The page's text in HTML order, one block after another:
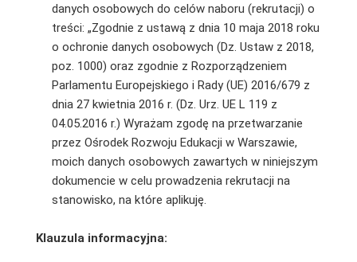
danych osobowych do celów naboru (rekrutacji) o
treści: „Zgodnie z ustawą z dnia 10 maja 2018 roku
o ochronie danych osobowych (Dz. Ustaw z 2018,
poz. 1000) oraz zgodnie z Rozporządzeniem
Parlamentu Europejskiego i Rady (UE) 2016/679 z
dnia 27 kwietnia 2016 r. (Dz. Urz. UE L 119 z
04.05.2016 r.) Wyrażam zgodę na przetwarzanie
przez Ośrodek Rozwoju Edukacji w Warszawie,
moich danych osobowych zawartych w niniejszym
dokumencie w celu prowadzenia rekrutacji na
stanowisko, na które aplikuję.
Klauzula informacyjna: